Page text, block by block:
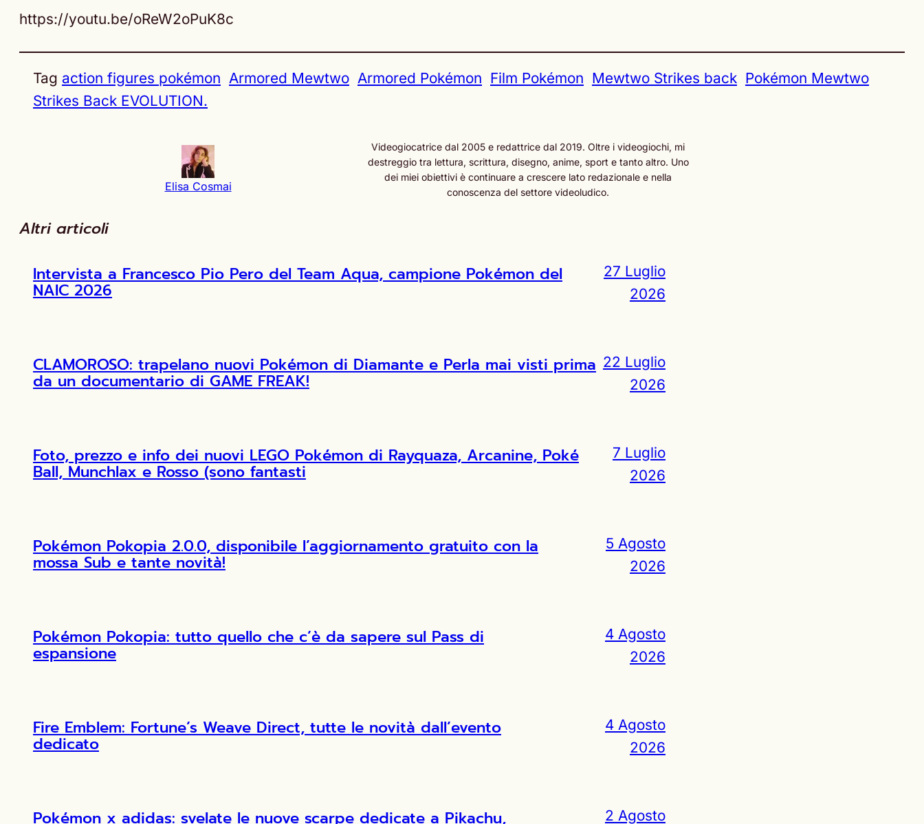
https://youtu.be/oReW2oPuK8c
Tag action figures pokémon Armored Mewtwo Armored Pokémon Film Pokémon Mewtwo Strikes back Pokémon Mewtwo
Strikes Back EVOLUTION.
Elisa Cosmai
Videogiocatrice dal 2005 e redattrice dal 2019. Oltre i videogiochi, mi
destreggio tra lettura, scrittura, disegno, anime, sport e tanto altro. Uno
dei miei obiettivi è continuare a crescere lato redazionale e nella
conoscenza del settore videoludico.
Altri articoli
Intervista a Francesco Pio Pero del Team Aqua, campione Pokémon del
NAIC 2026
27 Luglio
2026
CLAMOROSO: trapelano nuovi Pokémon di Diamante e Perla mai visti prima
da un documentario di GAME FREAK!
22 Luglio
2026
Foto, prezzo e info dei nuovi LEGO Pokémon di Rayquaza, Arcanine, Poké
Ball, Munchlax e Rosso (sono fantasti
7 Luglio
2026
Pokémon Pokopia 2.0.0, disponibile l’aggiornamento gratuito con la
mossa Sub e tante novità!
5 Agosto
2026
Pokémon Pokopia: tutto quello che c’è da sapere sul Pass di
espansione
4 Agosto
2026
Fire Emblem: Fortune’s Weave Direct, tutte le novità dall’evento
dedicato
4 Agosto
2026
Pokémon x adidas: svelate le nuove scarpe dedicate a Pikachu, 2 Agosto